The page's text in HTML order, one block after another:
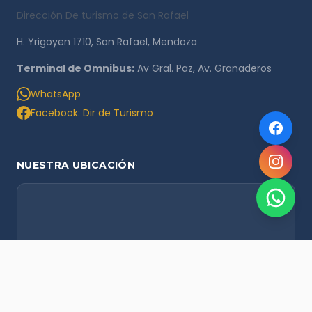
Dirección De turismo de San Rafael
H. Yrigoyen 1710, San Rafael, Mendoza
Terminal de Omnibus: Av Gral. Paz, Av. Granaderos
WhatsApp
Facebook: Dir de Turismo
NUESTRA UBICACIÓN